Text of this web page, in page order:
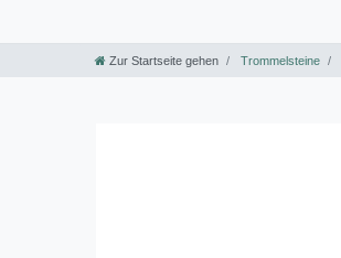
Zur Startseite gehen Trommelsteine